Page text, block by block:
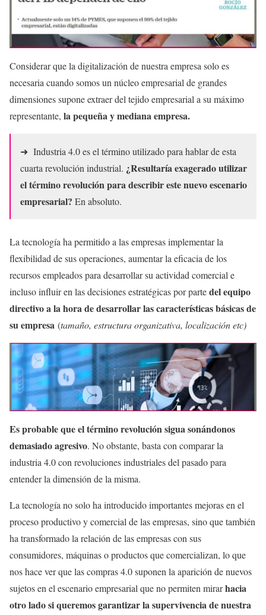
Considerar que la digitalización de nuestra empresa solo es
necesaria cuando somos un núcleo empresarial de grandes
dimensiones supone extraer del tejido empresarial a su máximo
representante, la pequeña y mediana empresa.
➜ Industria 4.0 es el término utilizado para hablar de esta
cuarta revolución industrial. ¿Resultaría exagerado utilizar
el término revolución para describir este nuevo escenario
empresarial? En absoluto.
La tecnología ha permitido a las empresas implementar la
flexibilidad de sus operaciones, aumentar la eficacia de los
recursos empleados para desarrollar su actividad comercial e
incluso influir en las decisiones estratégicas por partedel equipo
directivo a la hora de desarrollar las características básicas de
su empresa (tamaño, estructura organizativa, localización etc)
Es probable que el término revolución sigua sonándonos
demasiado agresivo. No obstante, basta con comparar la
industria 4.0 con revoluciones industriales del pasado para
entender la dimensión de la misma.
La tecnología no solo ha introducido importantes mejoras en el
proceso productivo y comercial de las empresas, sino que también
ha transformado la relación de las empresas con sus
consumidores, máquinas o productos que comercializan, lo que
nos hace ver que las compras 4.0 suponen la aparición de nuevos
sujetos en el escenario empresarial que no permiten mirarhacia
otro lado si queremos garantizar la supervivencia de nuestra